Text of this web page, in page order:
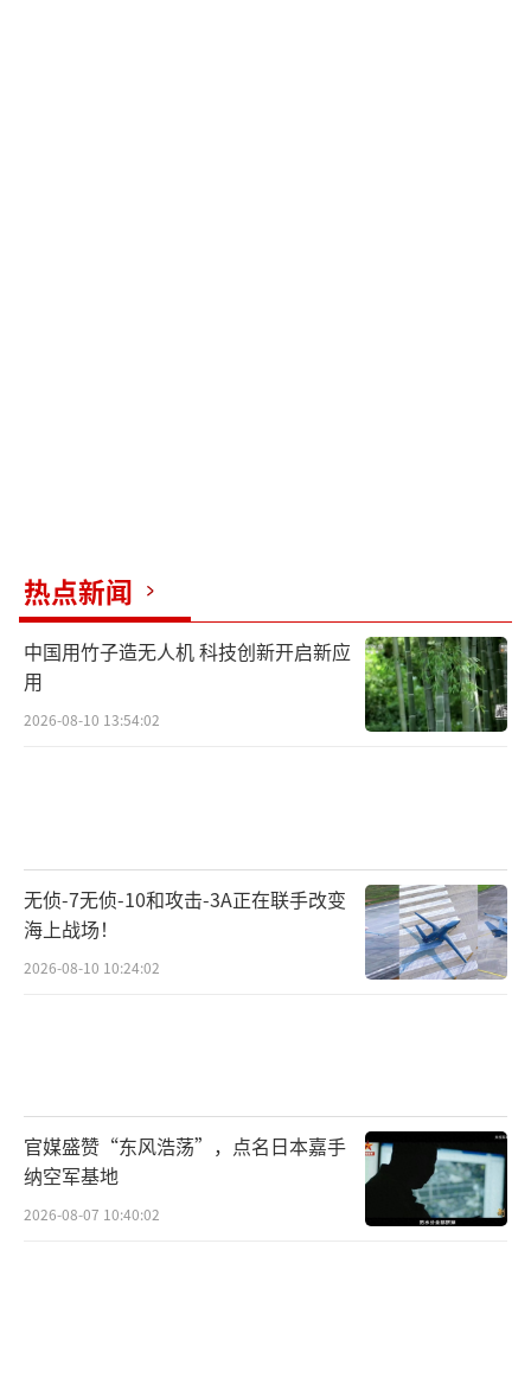
热点新闻
中国用竹子造无人机 科技创新开启新应
用
2026-08-10 13:54:02
无侦-7无侦-10和攻击-3A正在联手改变
海上战场！
2026-08-10 10:24:02
官媒盛赞“东风浩荡”，点名日本嘉手
纳空军基地
2026-08-07 10:40:02